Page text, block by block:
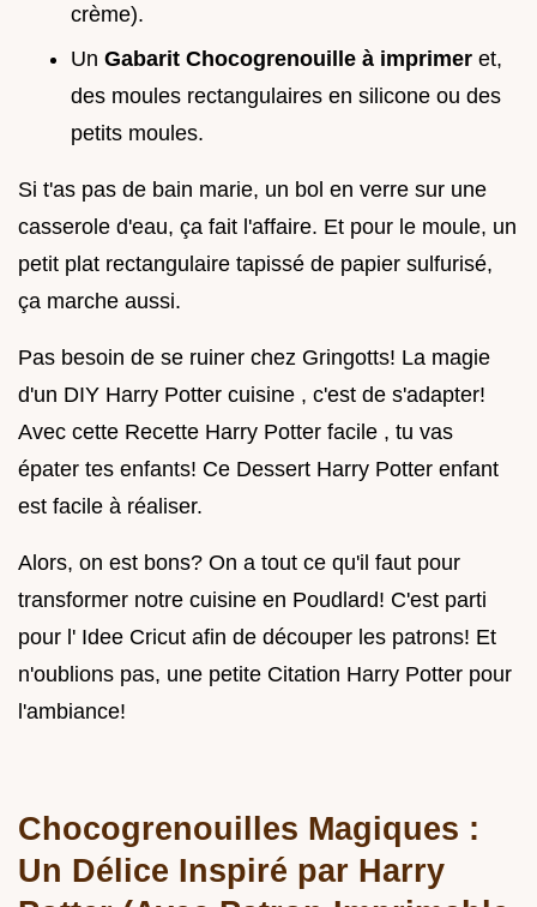
crème).
Un Gabarit Chocogrenouille à imprimer et,
des moules rectangulaires en silicone ou des
petits moules.
Si t'as pas de bain marie, un bol en verre sur une
casserole d'eau, ça fait l'affaire. Et pour le moule, un
petit plat rectangulaire tapissé de papier sulfurisé,
ça marche aussi.
Pas besoin de se ruiner chez Gringotts! La magie
d'un DIY Harry Potter cuisine , c'est de s'adapter!
Avec cette Recette Harry Potter facile , tu vas
épater tes enfants! Ce Dessert Harry Potter enfant
est facile à réaliser.
Alors, on est bons? On a tout ce qu'il faut pour
transformer notre cuisine en Poudlard! C'est parti
pour l' Idee Cricut afin de découper les patrons! Et
n'oublions pas, une petite Citation Harry Potter pour
l'ambiance!
Chocogrenouilles Magiques :
Un Délice Inspiré par Harry